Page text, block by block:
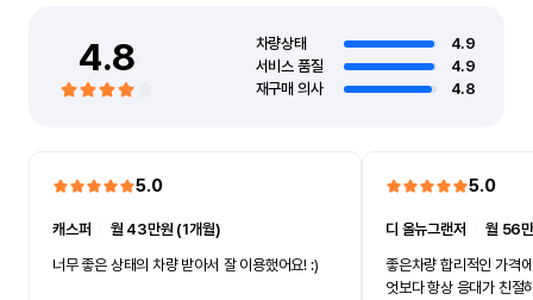
4.8 차량상태
4.9
서비스 품질
4.9
재구매 의사
4.8
5.0
캐스퍼
월 43만원 (1개월)
너무 좋은 상태의 차량 받아서 잘 이용했어요! :)
5.0
디 올뉴그랜저 ㅣ월 56
좋은차량 합리적인 가격
엇보다 항상 응대가 친절